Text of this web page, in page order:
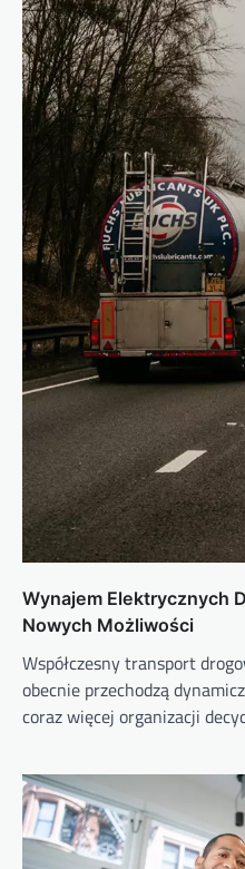
Wynajem Elektrycznych
Nowych Możliwości
Współczesny transport
obecnie przechodzą
coraz więcej organizacji